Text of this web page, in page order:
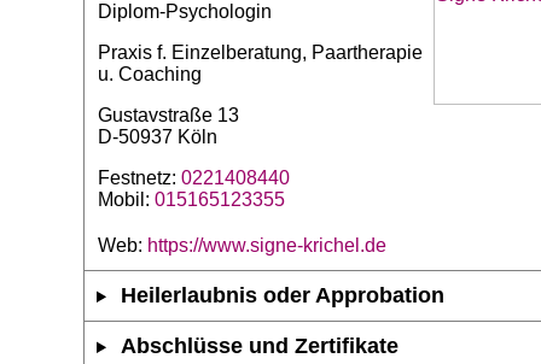
Diplom-Psychologin
Praxis f. Einzelberatung, Paartherapie
u. Coaching
Gustavstraße 13
D-50937 Köln
Festnetz: 0221408440
Mobil: 015165123355
Web: https://www.signe-krichel.de
Heilerlaubnis oder Approbation
Abschlüsse und Zertifikate